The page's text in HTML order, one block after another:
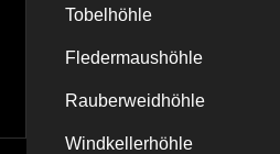
Tobelhöhle
Fledermaushöhle
Rauberweidhöhle
Windkellerhöhle